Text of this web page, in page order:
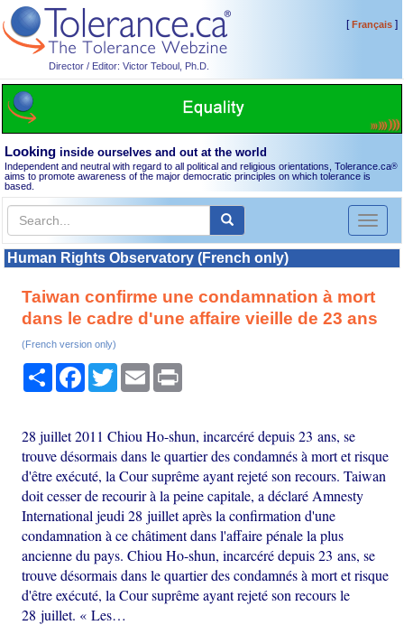
Director / Editor: Victor Teboul, Ph.D.
[Français]
Looking inside ourselves and out at the world
Independent and neutral with regard to all political and religious orientations, Tolerance.ca®
aims to promote awareness of the major democratic principles on which tolerance is
based.
Toggle
Human Rights Observatory (French only)
Taiwan confirme une condamnation à mort
dans le cadre d'une affaire vieille de 23 ans
(French version only)
Share Facebook
TwitterEmail
28 juillet 2011 Chiou Ho-shun, incarcéré depuis 23 ans, se
trouve désormais dans le quartier des condamnés à mort et risque
d'être exécuté, la Cour suprême ayant rejeté son recours. Taiwan
doit cesser de recourir à la peine capitale, a déclaré Amnesty
International jeudi 28 juillet après la confirmation d'une
condamnation à ce châtiment dans l'affaire pénale la plus
ancienne du pays. Chiou Ho-shun, incarcéré depuis 23 ans, se
trouve désormais dans le quartier des condamnés à mort et risque
d'être exécuté, la Cour suprême ayant rejeté son recours le
28 juillet. « Les…